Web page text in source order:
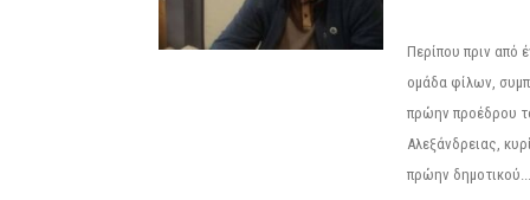
Περίπου πριν από
ομάδα φίλων,
πρώην προέδρου
Αλεξάνδρειας,
πρώην δημοτικού...